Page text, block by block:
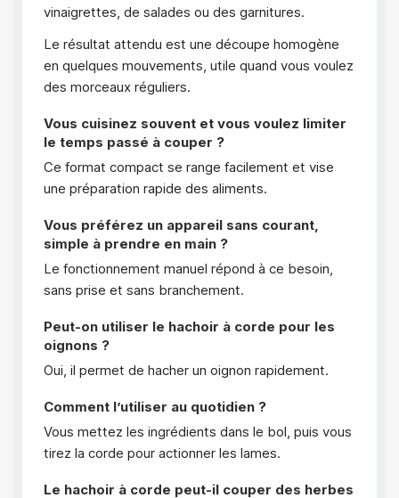
vinaigrettes, de salades ou des garnitures.
Le résultat attendu est une découpe homogène
en quelques mouvements, utile quand vous voulez
des morceaux réguliers.
Vous cuisinez souvent et vous voulez limiter
le temps passé à couper ?
Ce format compact se range facilement et vise
une préparation rapide des aliments.
Vous préférez un appareil sans courant,
simple à prendre en main ?
Le fonctionnement manuel répond à ce besoin,
sans prise et sans branchement.
Peut-on utiliser le hachoir à corde pour les
oignons ?
Oui, il permet de hacher un oignon rapidement.
Comment l’utiliser au quotidien ?
Vous mettez les ingrédients dans le bol, puis vous
tirez la corde pour actionner les lames.
Le hachoir à corde peut-il couper des herbes